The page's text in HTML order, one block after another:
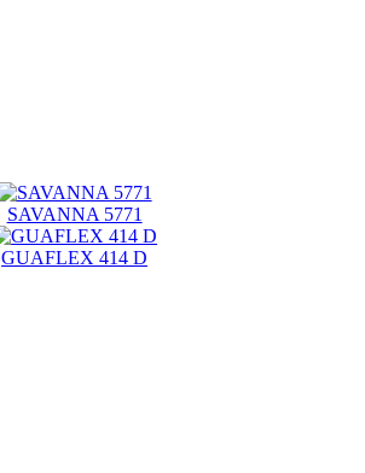
SAVANNA 5771
GUAFLEX 414 D